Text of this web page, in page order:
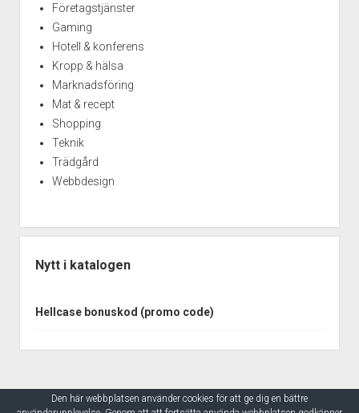
Företagstjänster
Gaming
Hotell & konferens
Kropp & hälsa
Marknadsföring
Mat & recept
Shopping
Teknik
Trädgård
Webbdesign
Nytt i katalogen
Hellcase bonuskod (promo code)
Den här webbplatsen använder cookies för att ge dig en bättre